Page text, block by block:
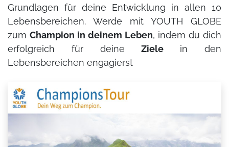
Grundlagen für deine Entwicklung in allen 10
Lebensbereichen. Werde mit YOUTH GLOBE
zum Champion in deinem Leben, indem du dich
erfolgreich für deineZiele in den
Lebensbereichen engagierst